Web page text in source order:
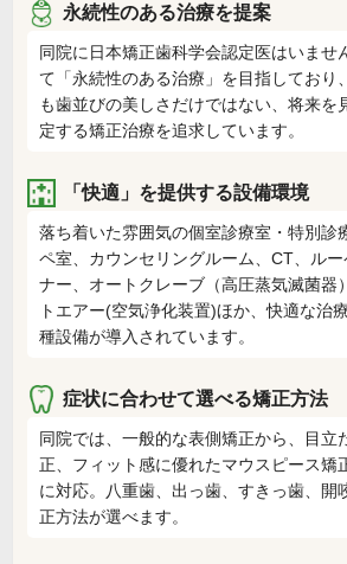
永続性のある治療を提案
同院に日本矯正歯科学会認定医はいませ
て「永続性のある治療」を目指しており
も歯並びの美しさだけではない、将来を
定する矯正治療を追求しています。
「快適」を提供する設備環境
落ち着いた雰囲気の個室診療室・特別診
ペ室、カウンセリングルーム、CT、ル
ナー、オートクレーブ（高圧蒸気滅菌器
トエアー(空気浄化装置)ほか、快適な治
種設備が導入されています。
症状に合わせて選べる矯正方法
同院では、一般的な表側矯正から、目立
正、フィット感に優れたマウスピース矯
に対応。八重歯、出っ歯、すきっ歯、開
正方法が選べます。